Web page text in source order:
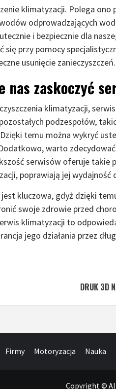
klimatyzacji. Polega ono
odprowadzających
i bezpiecznie dla
się przy pomocy
usunięcie zanieczyszczeń.
nas zaskoczyć
klimatyzacji,
podzespołów,
temu można wykryć
warto
serwisów oferuje takie
poprawiają jej wydajność
jest kluczowa, gdyż dzięki
swoje zdrowie przed
klimatyzacji to
jego działania przez
DRUK 3D
Firmy Motoryzacja Nauka
Copyright ©